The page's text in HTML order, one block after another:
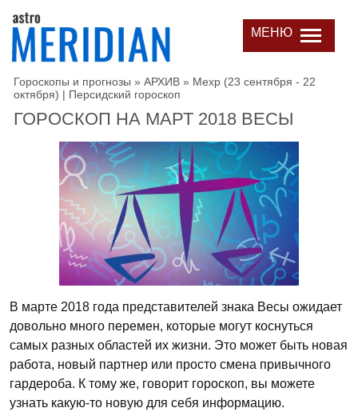
МЕНЮ
Гороскопы и прогнозы » АРХИВ » Мехр (23 сентября - 22
октября) | Персидский гороскоп
ГОРОСКОП НА МАРТ 2018 ВЕСЫ
В марте 2018 года представителей знака Весы ожидает
довольно много перемен, которые могут коснуться
самых разных областей их жизни. Это может быть новая
работа, новый партнер или просто смена привычного
гардероба. К тому же, говорит гороскоп, вы можете
узнать какую-то новую для себя информацию.